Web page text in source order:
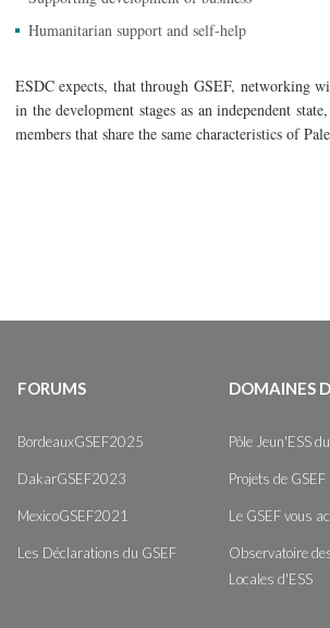
Humanitarian support and self-help
ESDC expects, that through GSEF, networking
in the development stages as an independent
members that share the same characteristics of
FORUMS
BordeauxGSEF2025
DakarGSEF2023
MexicoGSEF2021
Les Déclarations du GSEF
DOMAINES
Pôle Jeun'ESS
Projets de GSEF
Le GSEF vous
Observatoire
Locales d'ESS